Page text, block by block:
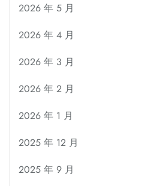
2026 年 5 月
2026 年 4 月
2026 年 3 月
2026 年 2 月
2026 年 1 月
2025 年 12 月
2025 年 9 月